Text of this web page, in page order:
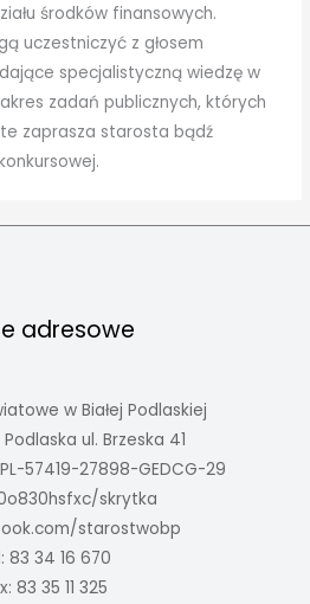
środków finansowych.
uczestniczyć z głosem
specjalistyczną wiedzę w
zadań publicznych, których
zaprasza starosta bądź
adresowe
w Białej Podlaskiej
Podlaska ul. Brzeska 41
57419-27898-GEDCG-29
skrytka
starostwobp
83 34 16 670
83 35 11 325